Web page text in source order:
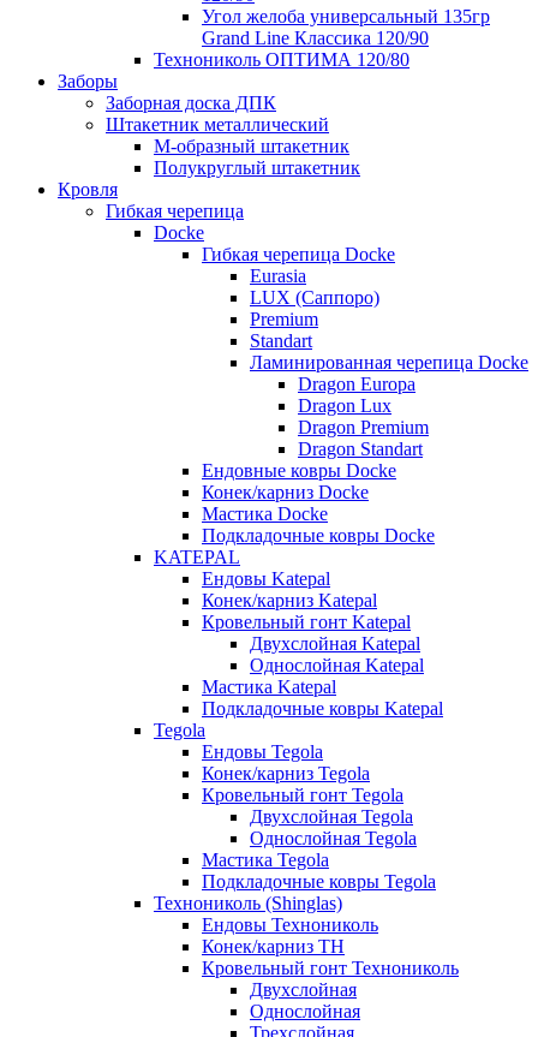
Угол желоба универсальный 135гр
Grand Line Классика 120/90
Технониколь ОПТИМА 120/80
Заборы
Заборная доска ДПК
Штакетник металлический
М-образный штакетник
Полукруглый штакетник
Кровля
Гибкая черепица
Docke
Гибкая черепица Docke
Eurasia
LUX (Саппоро)
Premium
Standart
Ламинированная черепица Docke
Dragon Europa
Dragon Lux
Dragon Premium
Dragon Standart
Ендовные ковры Docke
Конек/карниз Docke
Мастика Docke
Подкладочные ковры Docke
KATEPAL
Ендовы Katepal
Конек/карниз Katepal
Кровельный гонт Katepal
Двухслойная Katepal
Однослойная Katepal
Мастика Katepal
Подкладочные ковры Katepal
Tegola
Ендовы Tegola
Конек/карниз Tegola
Кровельный гонт Tegola
Двухслойная Tegola
Однослойная Tegola
Мастика Tegola
Подкладочные ковры Tegola
Технониколь (Shinglas)
Ендовы Технониколь
Конек/карниз ТН
Кровельный гонт Технониколь
Двухслойная
Однослойная
Трехслойная